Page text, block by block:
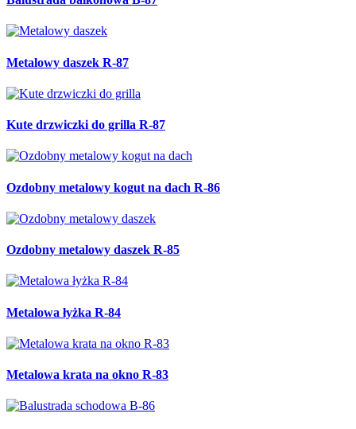
Metalowy daszek R-87
Kute drzwiczki do grilla R-87
Ozdobny metalowy kogut na dach R-86
Ozdobny metalowy daszek R-85
Metalowa łyżka R-84
Metalowa krata na okno R-83